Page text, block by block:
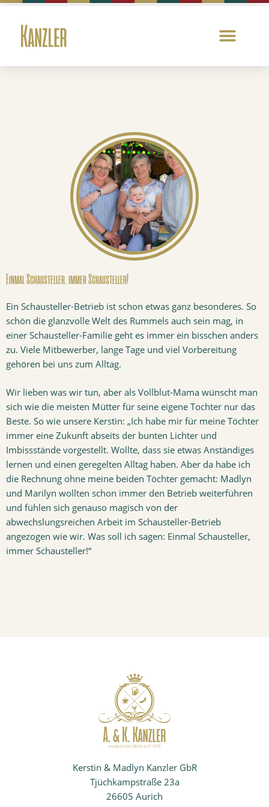
Einmal Schausteller, immer Schausteller!
Ein Schausteller-Betrieb ist schon etwas ganz besonderes. So
schön die glanzvolle Welt des Rummels auch sein mag, in
einer Schausteller-Familie geht es immer ein bisschen anders
zu. Viele Mitbewerber, lange Tage und viel Vorbereitung
gehören bei uns zum Alltag.
Wir lieben was wir tun, aber als Vollblut-Mama wünscht man
sich wie die meisten Mütter für seine eigene Tochter nur das
Beste. So wie unsere Kerstin: „Ich habe mir für meine Töchter
immer eine Zukunft abseits der bunten Lichter und
Imbissstände vorgestellt. Wollte, dass sie etwas Anständiges
lernen und einen geregelten Alltag haben. Aber da habe ich
die Rechnung ohne meine beiden Töchter gemacht: Madlyn
und Marilyn wollten schon immer den Betrieb weiterführen
und fühlen sich genauso magisch von der
abwechslungsreichen Arbeit im Schausteller-Betrieb
angezogen wie wir. Was soll ich sagen: Einmal Schausteller,
immer Schausteller!“
Kerstin & Madlyn Kanzler GbR
Tjüchkampstraße 23a
26605 Aurich